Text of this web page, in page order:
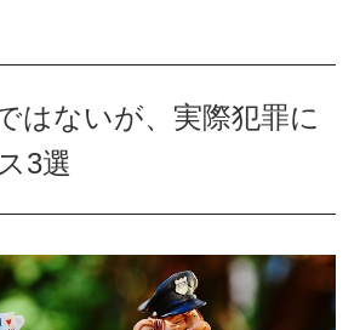
はないが、実際犯罪に
3選